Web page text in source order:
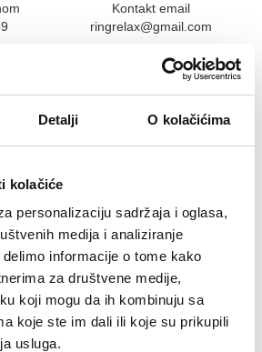
Detalji O kolačićima
kolačiće
personalizaciju sadržaja i oglasa,
medija i analiziranje
informacije o tome kako
za društvene medije,
koji mogu da ih kombinuju sa
koje ste im dali ili koje su prikupili
usluga.
Kontakt email
ringrelax@gmail.com
★★★★
OPIS PROIZVODA
za električni trotinet
PAR52
plastičnim poklopcem za trotinet RING